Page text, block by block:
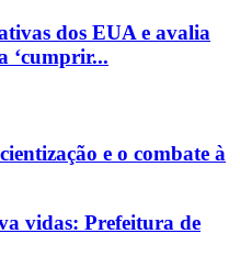
dos EUA e avalia
‘cumprir...
e o combate à
vidas: Prefeitura de